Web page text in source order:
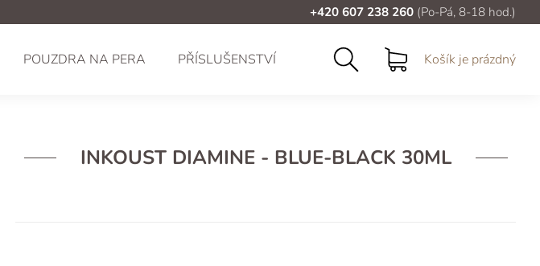
+420 607 238 260 (Po-Pá, 8-18 hod.)
POUZDRA NA PERA PŘÍSLUŠENSTVÍ Košík je prázdný
INKOUST DIAMINE - BLUE-BLACK 30ML